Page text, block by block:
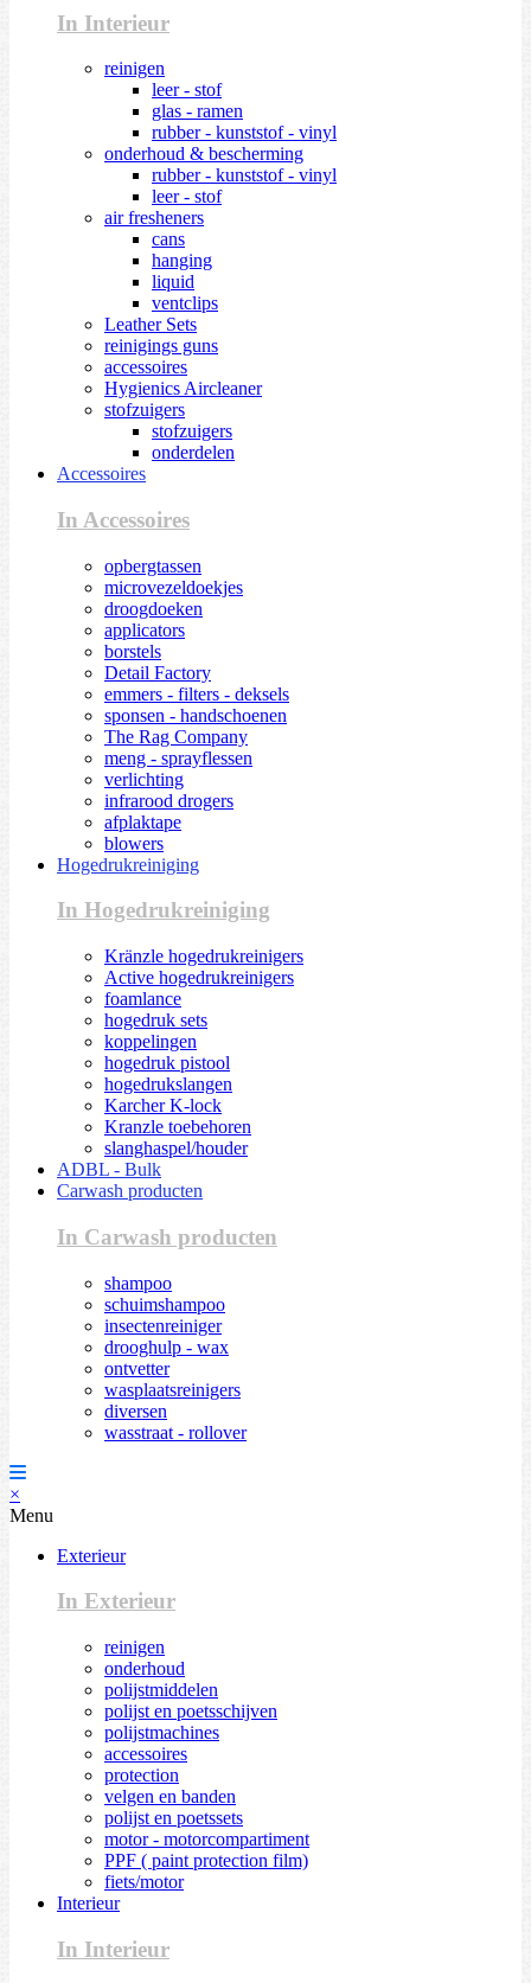
In Interieur
reinigen
leer - stof
glas - ramen
rubber - kunststof - vinyl
onderhoud & bescherming
rubber - kunststof - vinyl
leer - stof
air fresheners
cans
hanging
liquid
ventclips
Leather Sets
reinigings guns
accessoires
Hygienics Aircleaner
stofzuigers
stofzuigers
onderdelen
Accessoires
In Accessoires
opbergtassen
microvezeldoekjes
droogdoeken
applicators
borstels
Detail Factory
emmers - filters - deksels
sponsen - handschoenen
The Rag Company
meng - sprayflessen
verlichting
infrarood drogers
afplaktape
blowers
Hogedrukreiniging
In Hogedrukreiniging
Kränzle hogedrukreinigers
Active hogedrukreinigers
foamlance
hogedruk sets
koppelingen
hogedruk pistool
hogedrukslangen
Karcher K-lock
Kranzle toebehoren
slanghaspel/houder
ADBL - Bulk
Carwash producten
In Carwash producten
shampoo
schuimshampoo
insectenreiniger
drooghulp - wax
ontvetter
wasplaatsreinigers
diversen
wasstraat - rollover
×
Menu
Exterieur
In Exterieur
reinigen
onderhoud
polijstmiddelen
polijst en poetsschijven
polijstmachines
accessoires
protection
velgen en banden
polijst en poetssets
motor - motorcompartiment
PPF ( paint protection film)
fiets/motor
Interieur
In Interieur